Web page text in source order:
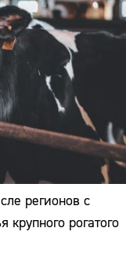
регионов с
рогатого